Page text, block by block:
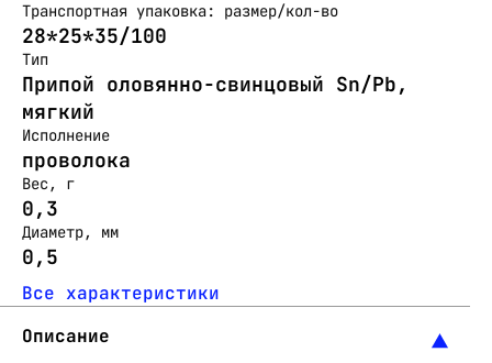
Транспортная упаковка: размер/кол-во
28*25*35/100
Тип
Припой оловянно-свинцовый Sn/Pb,
мягкий
Исполнение
проволока
Вес, г
0,3
Диаметр, мм
0,5
Все характеристики
Описание